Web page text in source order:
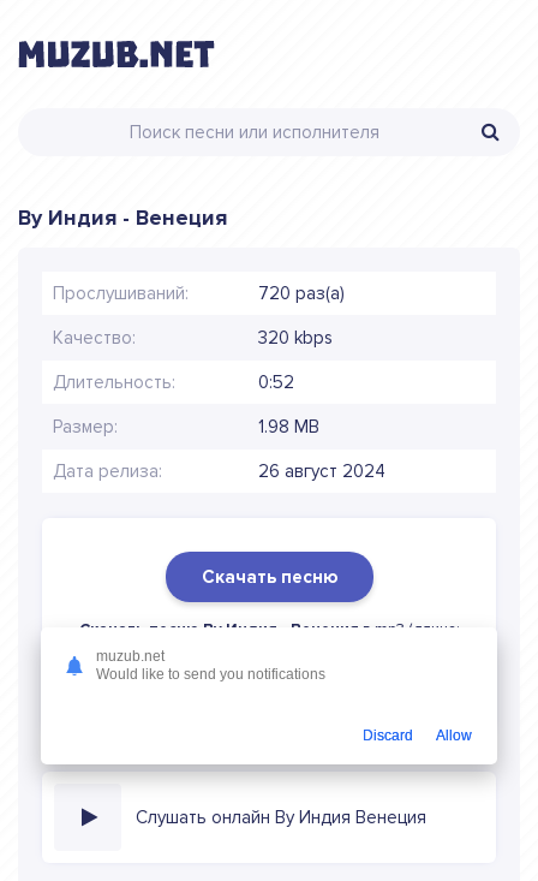
By Индия - Венеция
Прослушиваний: 720 раз(а)
Качество: 320 kbps
Длительность: 0:52
Размер: 1.98 MB
Дата релиза: 26 август 2024
Скачать песню
Скачать песню By Индия - Венеция в mp3 (длина:
0:52, качество: 320 кбитс) бесплатно или слушать музыку
в режиме онлайн
Слушать онлайн By Индия Венеция
muzub.net
Would like to send you notifications
Discard Allow